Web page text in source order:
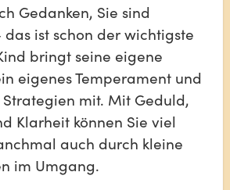
Gedanken, Sie sind
ist schon der wichtigste
bringt seine eigene
eigenes Temperament und
mit. Mit Geduld,
Klarheit können Sie viel
auch durch kleine
im Umgang.